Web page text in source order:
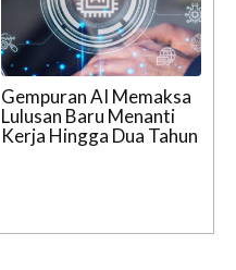
Gempuran AI Memaksa
Lulusan Baru Menanti
Kerja Hingga Dua Tahun